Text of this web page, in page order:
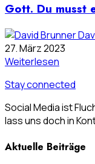
Gott. Du musst
27. März 2023
Weiterlesen
Stay connected
Social Media ist
lass uns doch in
Aktuelle Beiträge